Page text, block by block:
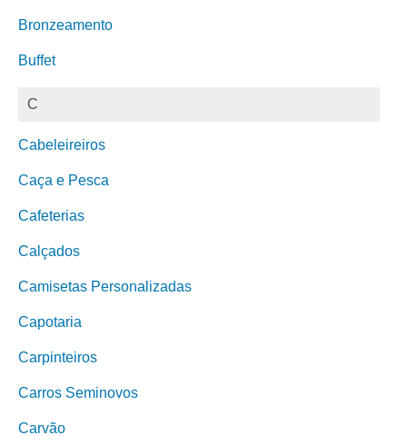
Bronzeamento
Buffet
C
Cabeleireiros
Caça e Pesca
Cafeterias
Calçados
Camisetas Personalizadas
Capotaria
Carpinteiros
Carros Seminovos
Carvão